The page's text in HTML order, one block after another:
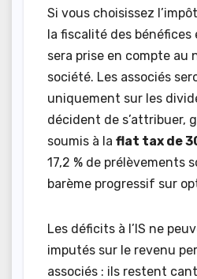
Si vous choisissez
la fiscalité des
sera prise en compte au
société. Les associés
uniquement sur les
décident de s’attribuer,
soumis à la flat tax de
17,2 % de prélèvements
barème progressif sur
Les déficits à l’IS ne
imputés sur le revenu
associés : ils restent